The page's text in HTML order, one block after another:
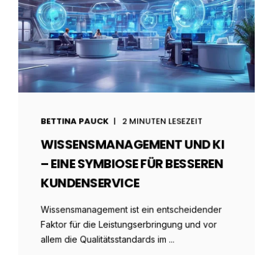
BETTINA PAUCK 2 MINUTEN LESEZEIT
WISSENSMANAGEMENT UND KI
– EINE SYMBIOSE FÜR BESSEREN
KUNDENSERVICE
Wissensmanagement ist ein entscheidender
Faktor für die Leistungserbringung und vor
allem die Qualitätsstandards im ...